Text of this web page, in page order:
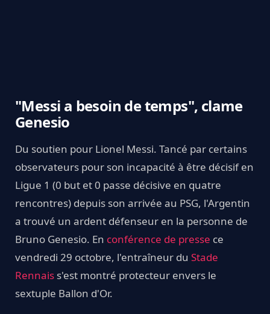
"Messi a besoin de temps", clame
Genesio
Du soutien pour Lionel Messi. Tancé par certains
observateurs pour son incapacité à être décisif en
Ligue 1 (0 but et 0 passe décisive en quatre
rencontres) depuis son arrivée au PSG, l'Argentin
a trouvé un ardent défenseur en la personne de
Bruno Genesio. En conférence de presse ce
vendredi 29 octobre, l'entraîneur du Stade
Rennais s'est montré protecteur envers le
sextuple Ballon d'Or.